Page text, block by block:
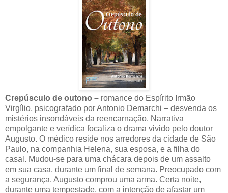
Crepúsculo de outono – romance do Espírito Irmão
Virgílio, psicografado por Antonio Demarchi – desvenda os
mistérios insondáveis da reencarnação. Narrativa
empolgante e verídica focaliza o drama vivido pelo doutor
Augusto. O médico reside nos arredores da cidade de São
Paulo, na companhia Helena, sua esposa, e a filha do
casal. Mudou-se para uma chácara depois de um assalto
em sua casa, durante um final de semana. Preocupado com
a segurança, Augusto comprou uma arma. Certa noite,
durante uma tempestade, com a intenção de afastar um